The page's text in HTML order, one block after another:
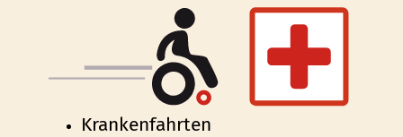
Krankenfahrten